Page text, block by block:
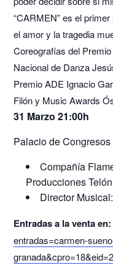
“CARMEN” es el
el amor y la tragedia
Coreografías del
Nacional de Danza
Premio ADE Ignacio
Filón y Music Awards
31 Marzo 21:00h
Palacio de
Compañía
Producciones Telón
Director
Entradas a la venta en:
entradas=carmen-